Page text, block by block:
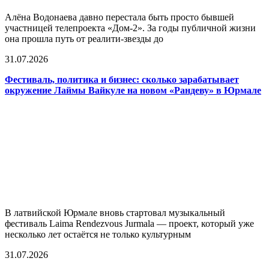
Алёна Водонаева давно перестала быть просто бывшей
участницей телепроекта «Дом-2». За годы публичной жизни
она прошла путь от реалити-звезды до
31.07.2026
Фестиваль, политика и бизнес: сколько зарабатывает
окружение Лаймы Вайкуле на новом «Рандеву» в Юрмале
В латвийской Юрмале вновь стартовал музыкальный
фестиваль Laima Rendezvous Jurmala — проект, который уже
несколько лет остаётся не только культурным
31.07.2026